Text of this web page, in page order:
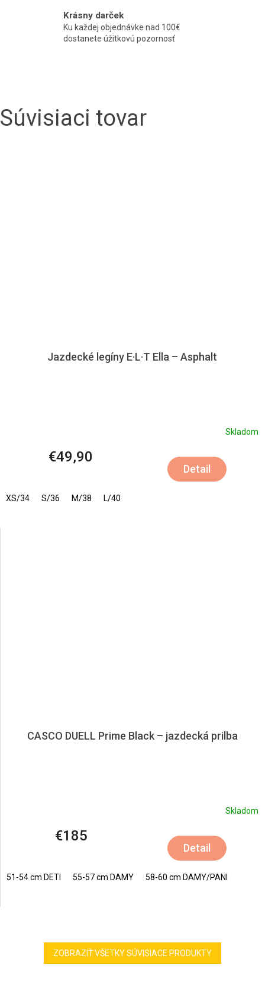
Krásny darček
Ku každej objednávke nad 100€
dostanete úžitkovú pozornosť
Súvisiaci tovar
Jazdecké legíny E·L·T Ella – Asphalt
Skladom
€49,90
Detail
XS/34 S/36 M/38 L/40
CASCO DUELL Prime Black – jazdecká prilba
Skladom
€185
Detail
51-54 cm DETI 55-57 cm DAMY 58-60 cm DAMY/PANI
ZOBRAZIŤ VŠETKY SÚVISIACE PRODUKTY